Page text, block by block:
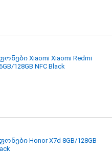
Xiaomi Xiaomi Redmi
128GB NFC Black
Honor X7d 8GB/128GB